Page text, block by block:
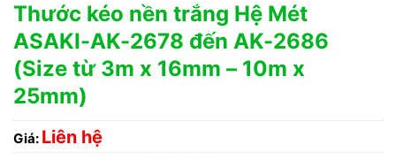
Thước kéo nền trắng Hệ Mét
ASAKI-AK-2678 đến AK-2686
(Size từ 3m x 16mm – 10m x
25mm)
Giá: Liên hệ